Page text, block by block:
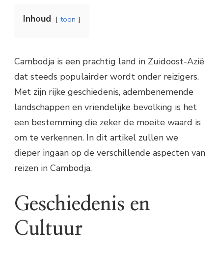
Inhoud toon
Cambodja is een prachtig land in Zuidoost-Azië
dat steeds populairder wordt onder reizigers.
Met zijn rijke geschiedenis, adembenemende
landschappen en vriendelijke bevolking is het
een bestemming die zeker de moeite waard is
om te verkennen. In dit artikel zullen we
dieper ingaan op de verschillende aspecten van
reizen in Cambodja.
Geschiedenis en
Cultuur